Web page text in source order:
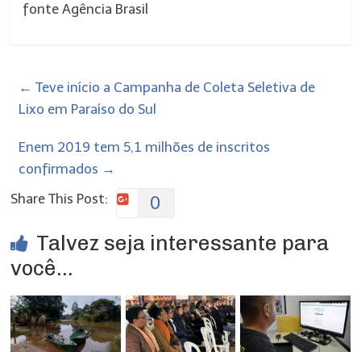
fonte Agência Brasil
← Teve início a Campanha de Coleta Seletiva de
Lixo em Paraíso do Sul
Enem 2019 tem 5,1 milhões de inscritos
confirmados →
Share This Post:
0
Talvez seja interessante para
você...